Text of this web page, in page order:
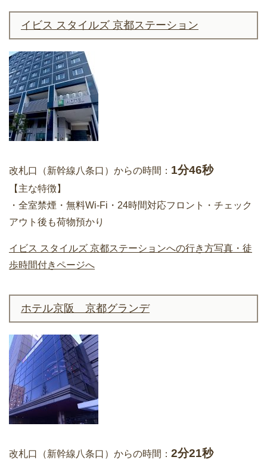
イビス スタイルズ 京都ステーション
改札口（新幹線八条口）からの時間： 1分46秒
【主な特徴】
・全室禁煙・無料Wi-Fi・24時間対応フロント・チェック
アウト後も荷物預かり
イビス スタイルズ 京都ステーションへの行き方写真・徒
歩時間付きページへ
ホテル京阪 京都グランデ
改札口（新幹線八条口）からの時間： 2分21秒